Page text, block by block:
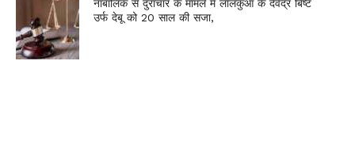
नाबालिक से दुराचार के मामले में लालकुआं के देवेंद्र बिष्ट
उर्फ देबू को 20 साल की सजा,